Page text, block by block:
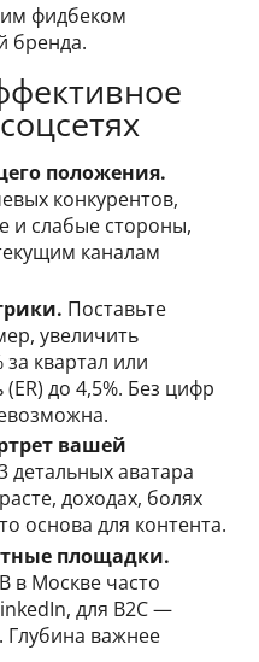
фидбеком
бренда.
положения.
конкурентов,
и слабые стороны,
каналам
Поставьте
увеличить
квартал или
до 4,5%. Без цифр
вашей
детальных аватара
доходах, болях
основа для контента.
площадки.
в Москве часто
для B2C —
Глубина важнее